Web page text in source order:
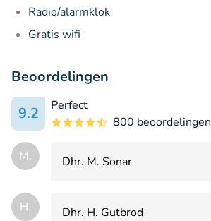
Radio/alarmklok
Gratis wifi
Beoordelingen
9.2
Perfect
800 beoordelingen
M. Dhr. M. Sonar
H. Dhr. H. Gutbrod